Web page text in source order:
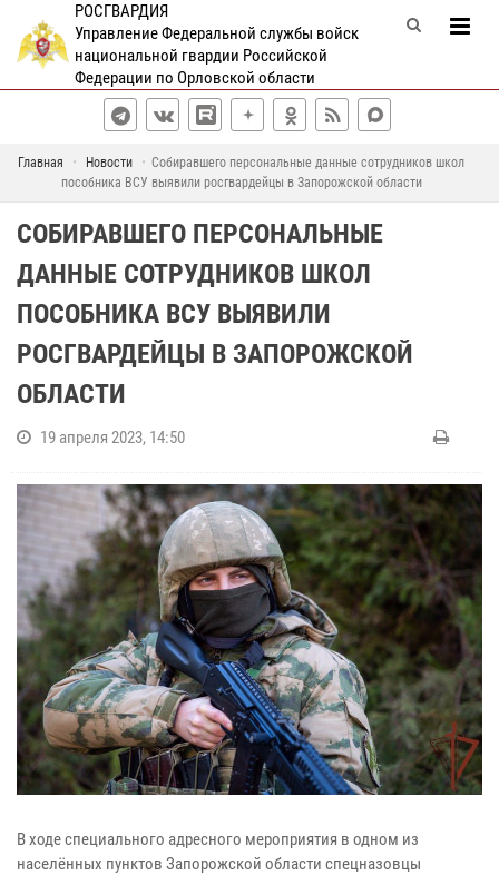
РОСГВАРДИЯ
Управление Федеральной службы войск
национальной гвардии Российской
Федерации по Орловской области
Главная Новости
Собиравшего персональные данные сотрудников школ
пособника ВСУ выявили росгвардейцы в Запорожской области
СОБИРАВШЕГО ПЕРСОНАЛЬНЫЕ
ДАННЫЕ СОТРУДНИКОВ ШКОЛ
ПОСОБНИКА ВСУ ВЫЯВИЛИ
РОСГВАРДЕЙЦЫ В ЗАПОРОЖСКОЙ
ОБЛАСТИ
19 апреля 2023, 14:50
В ходе специального адресного мероприятия в одном из
населённых пунктов Запорожской области спецназовцы